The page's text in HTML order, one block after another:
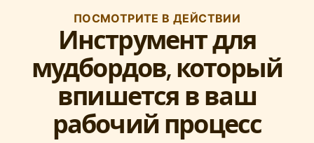
ПОСМОТРИТЕ В ДЕЙСТВИИ
Инструмент для
мудбордов, который
впишется в ваш
рабочий процесс